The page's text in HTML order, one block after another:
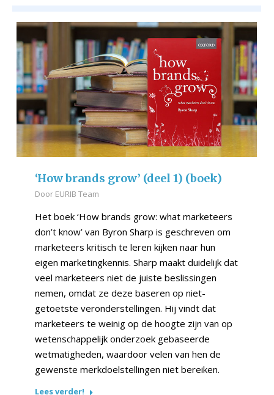
‘How brands grow’ (deel 1) (boek)
Door EURIB Team
Het boek ‘How brands grow: what marketeers
don’t know’ van Byron Sharp is geschreven om
marketeers kritisch te leren kijken naar hun
eigen marketingkennis. Sharp maakt duidelijk dat
veel marketeers niet de juiste beslissingen
nemen, omdat ze deze baseren op niet-
getoetste veronderstellingen. Hij vindt dat
marketeers te weinig op de hoogte zijn van op
wetenschappelijk onderzoek gebaseerde
wetmatigheden, waardoor velen van hen de
gewenste merkdoelstellingen niet bereiken.
Lees verder!